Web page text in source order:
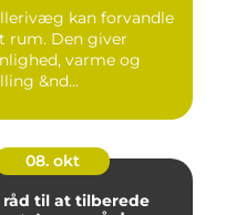
kan forvandle
rum. Den giver
varme og
&nd...
08. okt
råd til at tilberede